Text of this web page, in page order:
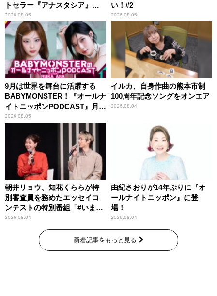
トセラー『アナスタシア』を
紹介
2026.08.05
い！#2
2026.08.05
9月は世界を舞台に活躍する
BABYMONSTER！『オールナ
イトニッポンPODCAST』月替
わりパーソナリティ
2026.08.05
イルカ、自身作曲の熊本市制
100周年記念ソングをオンエア
2026.08.04
朝井リョウ、知花くららが特
別審査員を務めたエッセイコ
ンテストの特別番組「#いまあ
なたに伝えたいこと」
2026.08.04
由紀さおりが14年ぶりに『オ
ールナイトニッポン』に登
場！
2026.08.04
新着記事をもっと見る